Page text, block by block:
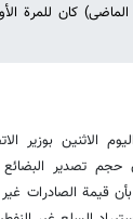
فی 19 آذار الماضی) کان
الاثنین بوزیر
حجم تصدیر
قیمة الصادرات